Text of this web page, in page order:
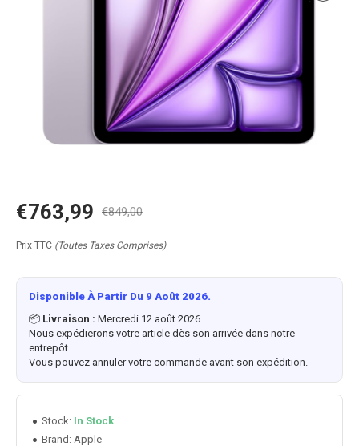
Disponible À Partir Du 9 Août 2026.
📦 Livraison : Mercredi 12 août 2026.
Nous expédierons votre article dès son arrivée dans notre
entrepôt.
Vous pouvez annuler votre commande avant son expédition.
Stock: In Stock
Brand: Apple
€763,99 €849,00
Prix TTC (Toutes Taxes Comprises)